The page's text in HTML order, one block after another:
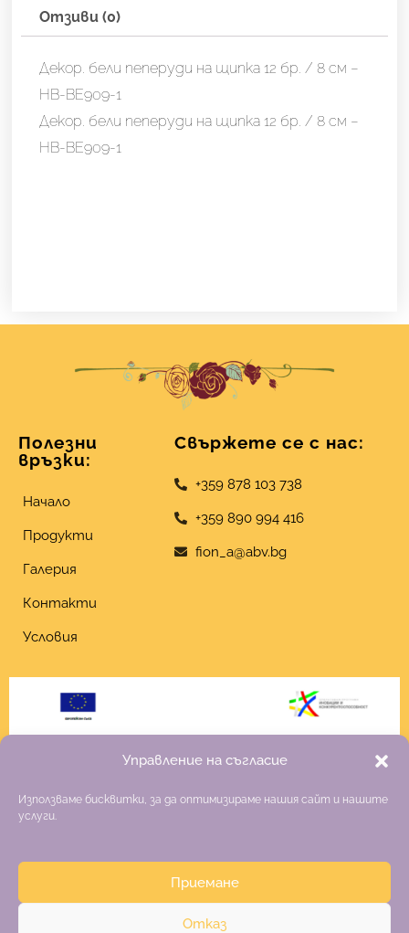
Управление на съгласие
Използваме бисквитки, за да оптимизираме нашия сайт и нашите
услуги.
Приемане
Отказ
щипка
12
бр.
Отзиви (0)
Декор. бели пеперуди на щипка 12 бр. / 8 см –
HB-BE909-1
Декор. бели пеперуди на щипка 12 бр. / 8 см –
HB-BE909-1
Полезни
връзки:
Начало
Продукти
Галерия
Контакти
Условия
Свържете се с нас:
+359 878 103 738
+359 890 994 416
fion_a@abv.bg
Copyright 2026 Fiona